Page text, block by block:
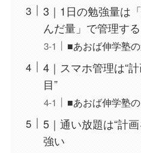
3｜1日の勉強量は
んだ量」で管理する
■あおば伸学塾
4｜スマホ管理は“
目”
■あおば伸学塾
5｜通い放題は“計
強い